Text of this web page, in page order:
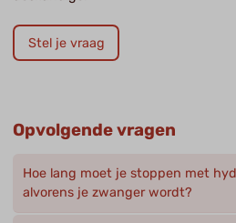
Stel je vraag
Opvolgende vragen
Hoe lang moet je stoppen met
alvorens je zwanger wordt?